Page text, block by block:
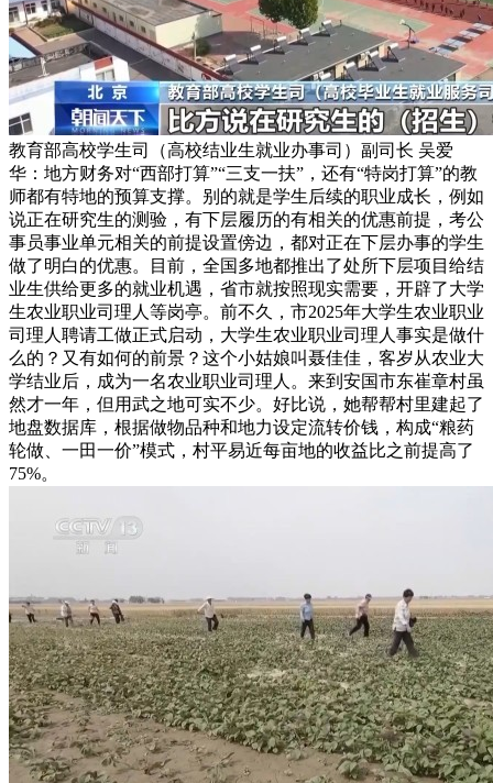
教育部高校学生司（高校结业生就业办事司）副司长 吴爱
华：地方财务对“西部打算”“三支一扶”，还有“特岗打算”的教
师都有特地的预算支撑。别的就是学生后续的职业成长，例如
说正在研究生的测验，有下层履历的有相关的优惠前提，考公
事员事业单元相关的前提设置傍边，都对正在下层办事的学生
做了明白的优惠。目前，全国多地都推出了处所下层项目给结
业生供给更多的就业机遇，省市就按照现实需要，开辟了大学
生农业职业司理人等岗亭。前不久，市2025年大学生农业职业
司理人聘请工做正式启动，大学生农业职业司理人事实是做什
么的？又有如何的前景？这个小姑娘叫聂佳佳，客岁从农业大
学结业后，成为一名农业职业司理人。来到安国市东崔章村虽
然才一年，但用武之地可实不少。好比说，她帮帮村里建起了
地盘数据库，根据做物品种和地力设定流转价钱，构成“粮药
轮做、一田一价”模式，村平易近每亩地的收益比之前提高了
75%。